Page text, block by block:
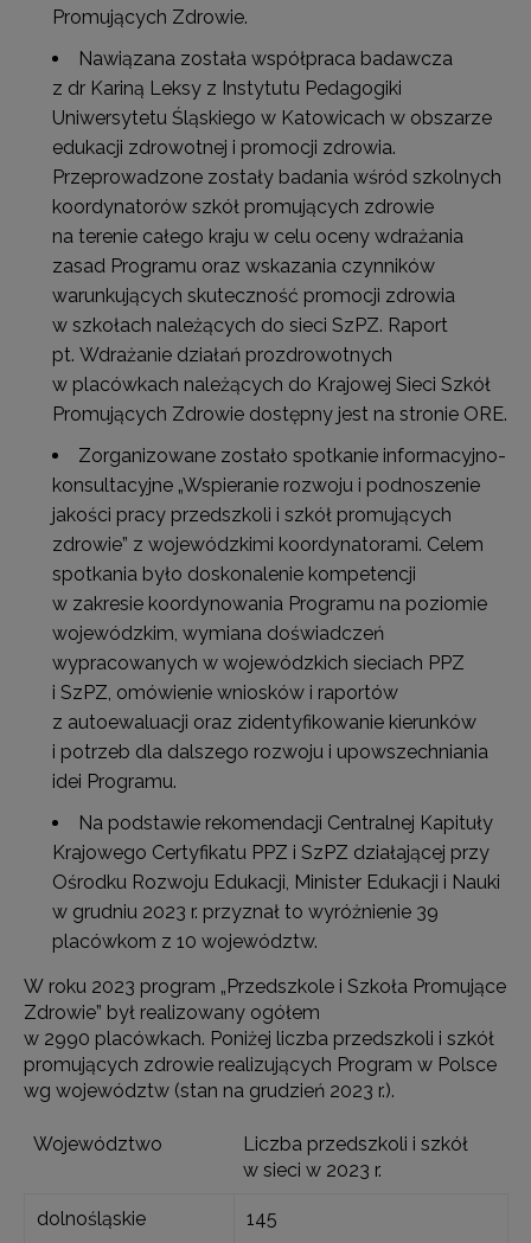
Promujących Zdrowie.
Nawiązana została współpraca badawcza
z dr Kariną Leksy z Instytutu Pedagogiki
Uniwersytetu Śląskiego w Katowicach w obszarze
edukacji zdrowotnej i promocji zdrowia.
Przeprowadzone zostały badania wśród szkolnych
koordynatorów szkół promujących zdrowie
na terenie całego kraju w celu oceny wdrażania
zasad Programu oraz wskazania czynników
warunkujących skuteczność promocji zdrowia
w szkołach należących do sieci SzPZ. Raport
pt. Wdrażanie działań prozdrowotnych
w placówkach należących do Krajowej Sieci Szkół
Promujących Zdrowie dostępny jest na stronie ORE.
Zorganizowane zostało spotkanie informacyjno-
konsultacyjne „Wspieranie rozwoju i podnoszenie
jakości pracy przedszkoli i szkół promujących
zdrowie” z wojewódzkimi koordynatorami. Celem
spotkania było doskonalenie kompetencji
w zakresie koordynowania Programu na poziomie
wojewódzkim, wymiana doświadczeń
wypracowanych w wojewódzkich sieciach PPZ
i SzPZ, omówienie wniosków i raportów
z autoewaluacji oraz zidentyfikowanie kierunków
i potrzeb dla dalszego rozwoju i upowszechniania
idei Programu.
Na podstawie rekomendacji Centralnej Kapituły
Krajowego Certyfikatu PPZ i SzPZ działającej przy
Ośrodku Rozwoju Edukacji, Minister Edukacji i Nauki
w grudniu 2023 r. przyznał to wyróżnienie 39
placówkom z 10 województw.
W roku 2023 program „Przedszkole i Szkoła Promujące
Zdrowie” był realizowany ogółem
w 2990 placówkach. Poniżej liczba przedszkoli i szkół
promujących zdrowie realizujących Program w Polsce
wg województw (stan na grudzień 2023 r.).
Województwo
Liczba przedszkoli i szkół
w sieci w 2023 r.
dolnośląskie 145